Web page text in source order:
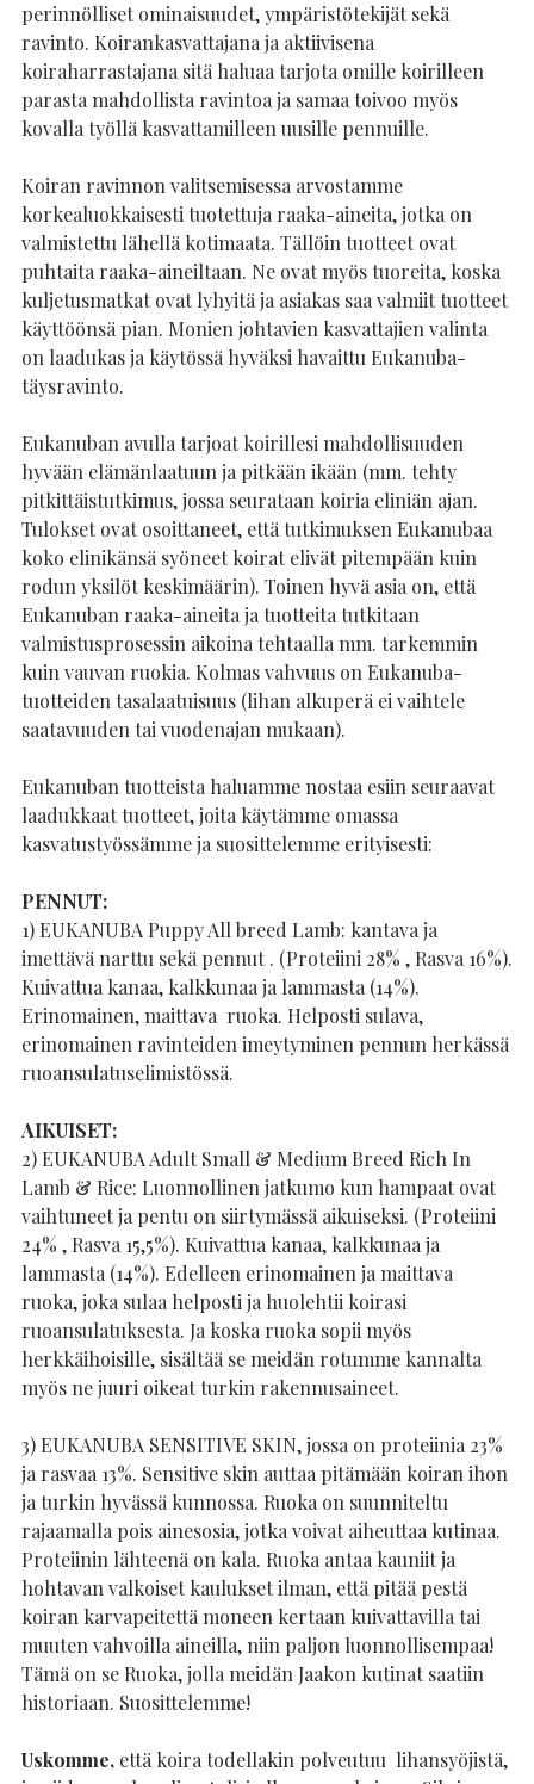
perinnölliset ominaisuudet, ympäristötekijät sekä
ravinto. Koirankasvattajana ja aktiivisena
koiraharrastajana sitä haluaa tarjota omille koirilleen
parasta mahdollista ravintoa ja samaa toivoo myös
kovalla työllä kasvattamilleen uusille pennuille.
Koiran ravinnon valitsemisessa arvostamme
korkealuokkaisesti tuotettuja raaka-aineita, jotka on
valmistettu lähellä kotimaata. Tällöin tuotteet ovat
puhtaita raaka-aineiltaan. Ne ovat myös tuoreita, koska
kuljetusmatkat ovat lyhyitä ja asiakas saa valmiit tuotteet
käyttöönsä pian. Monien johtavien kasvattajien valinta
on laadukas ja käytössä hyväksi havaittu Eukanuba-
täysravinto.
Eukanuban avulla tarjoat koirillesi mahdollisuuden
hyvään elämänlaatuun ja pitkään ikään (mm. tehty
pitkittäistutkimus, jossa seurataan koiria eliniän ajan.
Tulokset ovat osoittaneet, että tutkimuksen Eukanubaa
koko elinikänsä syöneet koirat elivät pitempään kuin
rodun yksilöt keskimäärin). Toinen hyvä asia on, että
Eukanuban raaka-aineita ja tuotteita tutkitaan
valmistusprosessin aikoina tehtaalla mm. tarkemmin
kuin vauvan ruokia. Kolmas vahvuus on Eukanuba-
tuotteiden tasalaatuisuus (lihan alkuperä ei vaihtele
saatavuuden tai vuodenajan mukaan).
Eukanuban tuotteista haluamme nostaa esiin seuraavat
laadukkaat tuotteet, joita käytämme omassa
kasvatustyössämme ja suosittelemme erityisesti:
PENNUT:
1) EUKANUBA Puppy All breed Lamb: kantava ja
imettävä narttu sekä pennut . (Proteiini 28% , Rasva 16%).
Kuivattua kanaa, kalkkunaa ja lammasta (14%).
Erinomainen, maittava ruoka. Helposti sulava,
erinomainen ravinteiden imeytyminen pennun herkässä
ruoansulatuselimistössä.
AIKUISET:
2) EUKANUBA Adult Small & Medium Breed Rich In
Lamb & Rice: Luonnollinen jatkumo kun hampaat ovat
vaihtuneet ja pentu on siirtymässä aikuiseksi. (Proteiini
24% , Rasva 15,5%). Kuivattua kanaa, kalkkunaa ja
lammasta (14%). Edelleen erinomainen ja maittava
ruoka, joka sulaa helposti ja huolehtii koirasi
ruoansulatuksesta. Ja koska ruoka sopii myös
herkkäihoisille, sisältää se meidän rotumme kannalta
myös ne juuri oikeat turkin rakennusaineet.
3) EUKANUBA SENSITIVE SKIN, jossa on proteiinia 23%
ja rasvaa 13%. Sensitive skin auttaa pitämään koiran ihon
ja turkin hyvässä kunnossa. Ruoka on suunniteltu
rajaamalla pois ainesosia, jotka voivat aiheuttaa kutinaa.
Proteiinin lähteenä on kala. Ruoka antaa kauniit ja
hohtavan valkoiset kaulukset ilman, että pitää pestä
koiran karvapeitettä moneen kertaan kuivattavilla tai
muuten vahvoilla aineilla, niin paljon luonnollisempaa!
Tämä on se Ruoka, jolla meidän Jaakon kutinat saatiin
historiaan. Suosittelemme!
Uskomme, että koira todellakin polveutuu lihansyöjistä,